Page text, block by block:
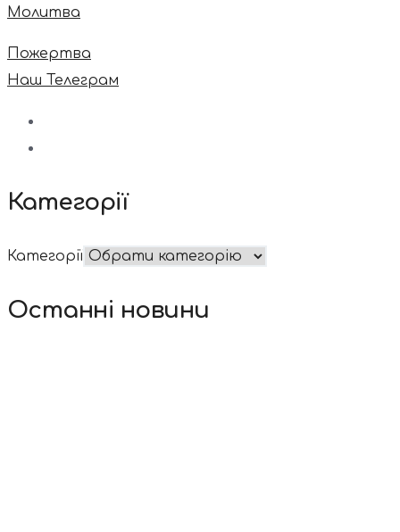
Молитва
Пожертва
Наш Телеграм
Категорії
Категорії
Останні новини